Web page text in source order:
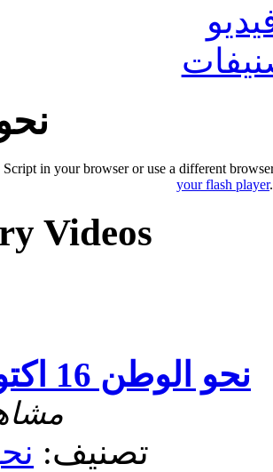
Script in your browser or use a different
your flash player.
Videos
نحو الوطن 16 اكتوبر 2016
542
تصنيف: